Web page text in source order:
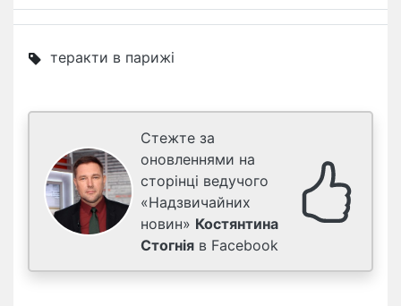
теракти в парижі
Стежте за
оновленнями на
сторінці ведучого
«Надзвичайних
новин» Костянтина
Стогнія в Facebook